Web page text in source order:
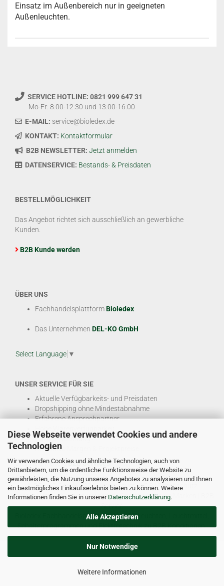
Diese Webseite verwendet Cookies und andere
Technologien
Wir verwenden Cookies und ähnliche Technologien, auch von
Drittanbietern, um die ordentliche Funktionsweise der Website zu
gewährleisten, die Nutzung unseres Angebotes zu analysieren und Ihnen
ein bestmögliches Einkaufserlebnis bieten zu können. Weitere
Informationen finden Sie in unserer Datenschutzerklärung.
Alle Akzeptieren
Nur Notwendige
Weitere Informationen
Einsatz im Außenbereich nur in geeigneten
Außenleuchten.
SERVICE HOTLINE: 0821 999 647 31
Mo-Fr: 8:00-12:30 und 13:00-16:00
E-MAIL: service@bioledex.de
KONTAKT: Kontaktformular
B2B NEWSLETTER: Jetzt anmelden
DATENSERVICE: Bestands- & Preisdaten
BESTELLMÖGLICHKEIT
Das Angebot richtet sich ausschließlich an gewerbliche
Kunden.
B2B Kunde werden
ÜBER UNS
FachhandelsplattformBioledex
Das Unternehmen DEL-KO GmbH
Select Language ▼
UNSER SERVICE FÜR SIE
Aktuelle Verfügbarkeits- und Preisdaten
Dropshipping ohne Mindestabnahme
Erfahrene Ansprechpartner
Hohe Warenverfügbarkeit
EDI & E-Rechnung
Attraktive Margen & Projektpreise
Und viele weitereB2B Services
© DEL-KO GmbH 2026 |Impressum|AGB| Datenschutz
Kontakt|Vertriebspartner werden|Sitemap|Unsere Marken
Service
Bioledex Fachhandelsplattform für LED Leuchten, Leuchtmittel,
Schalterprogrammen und Elektrotechnik zu B2B Konditionen.